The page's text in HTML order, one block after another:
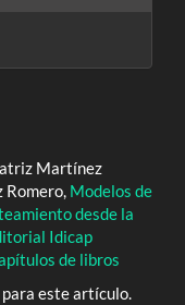
Martínez
Romero, Modelos de
desde la
Idicap
de libros
para este artículo.